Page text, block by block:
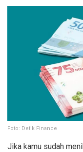
Foto: Detik Finance
Jika kamu sudah